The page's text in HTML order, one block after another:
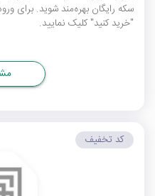
سکه رایگان بهره‌مند شوید. برای
"خرید کنید" کلیک نمایید.
کد تخفیف